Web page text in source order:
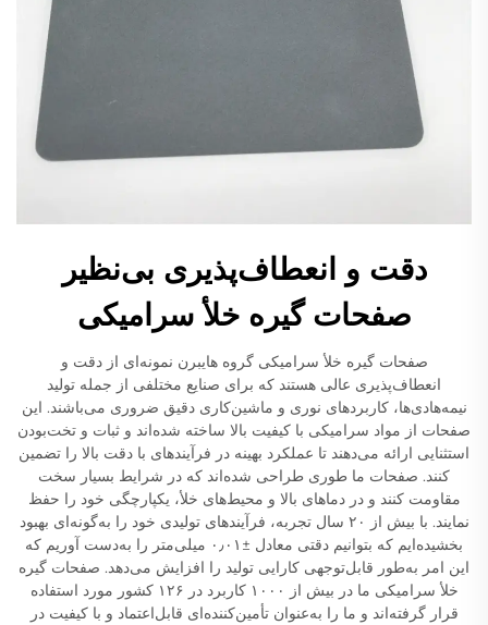
دقت و انعطاف‌پذیری بی‌نظیر
صفحات گیره خلأ سرامیکی
صفحات گیره خلأ سرامیکی گروه هایبرن نمونه‌ای از دقت و
انعطاف‌پذیری عالی هستند که برای صنایع مختلفی از جمله تولید
نیمه‌هادی‌ها، کاربردهای نوری و ماشین‌کاری دقیق ضروری می‌باشند. این
صفحات از مواد سرامیکی با کیفیت بالا ساخته شده‌اند و ثبات و تخت‌بودن
استثنایی ارائه می‌دهند تا عملکرد بهینه در فرآیندهای با دقت بالا را تضمین
کنند. صفحات ما طوری طراحی شده‌اند که در شرایط بسیار سخت
مقاومت کنند و در دماهای بالا و محیط‌های خلأ، یکپارچگی خود را حفظ
نمایند. با بیش از ۲۰ سال تجربه، فرآیندهای تولیدی خود را به‌گونه‌ای بهبود
بخشیده‌ایم که بتوانیم دقتی معادل ±۰٫۰۱ میلی‌متر را به‌دست آوریم که
این امر به‌طور قابل‌توجهی کارایی تولید را افزایش می‌دهد. صفحات گیره
خلأ سرامیکی ما در بیش از ۱۰۰۰ کاربرد در ۱۲۶ کشور مورد استفاده
قرار گرفته‌اند و ما را به‌عنوان تأمین‌کننده‌ای قابل‌اعتماد و با کیفیت در